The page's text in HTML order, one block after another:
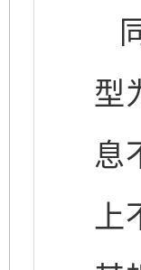
型
息